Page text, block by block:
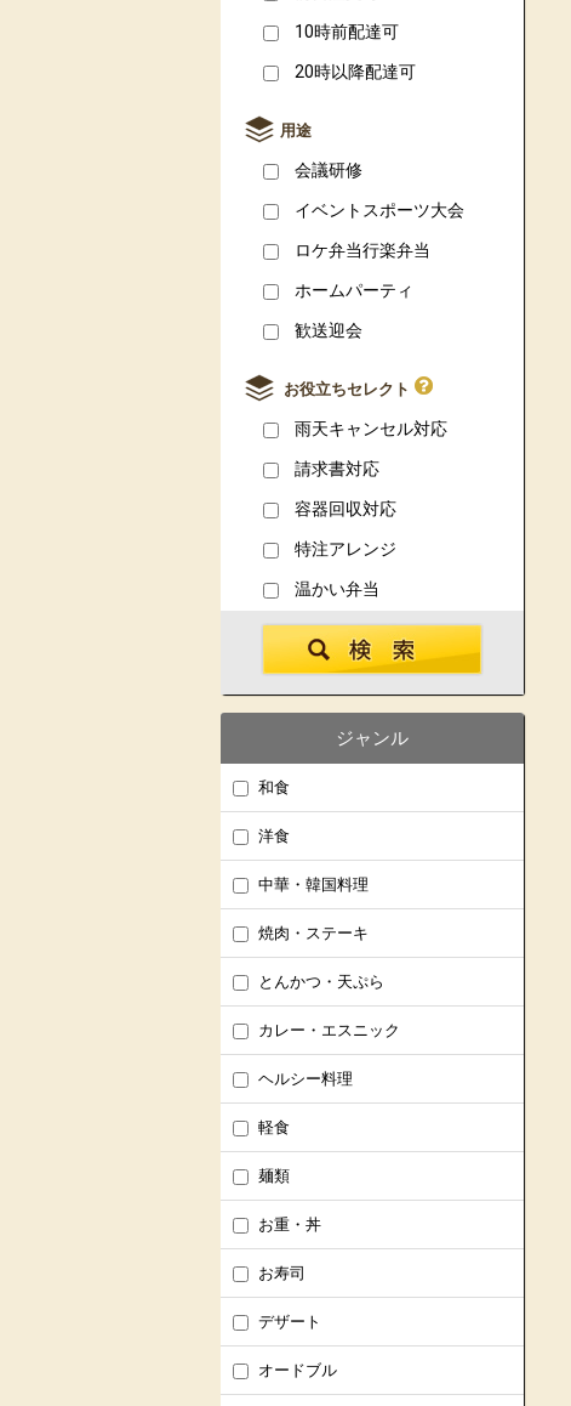
10時前配達可
20時以降配達可
用途
会議研修
イベントスポーツ大会
ロケ弁当行楽弁当
ホームパーティ
歓送迎会
お役立ちセレクト
雨天キャンセル対応
請求書対応
容器回収対応
特注アレンジ
温かい弁当
ジャンル
和食
洋食
中華・韓国料理
焼肉・ステーキ
とんかつ・天ぷら
カレー・エスニック
ヘルシー料理
軽食
麺類
お重・丼
お寿司
デザート
オードブル